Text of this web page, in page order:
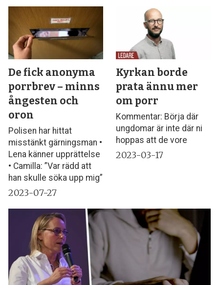
De fick anonyma
porrbrev – minns
ångesten och
oron
Polisen har hittat
misstänkt gärningsman •
Lena känner upprättelse
• Camilla: ”Var rädd att
han skulle söka upp mig”
2023-07-27
Kyrkan borde
prata ännu mer
om porr
Kommentar: Börja där
ungdomar är inte där ni
hoppas att de vore
2023-03-17